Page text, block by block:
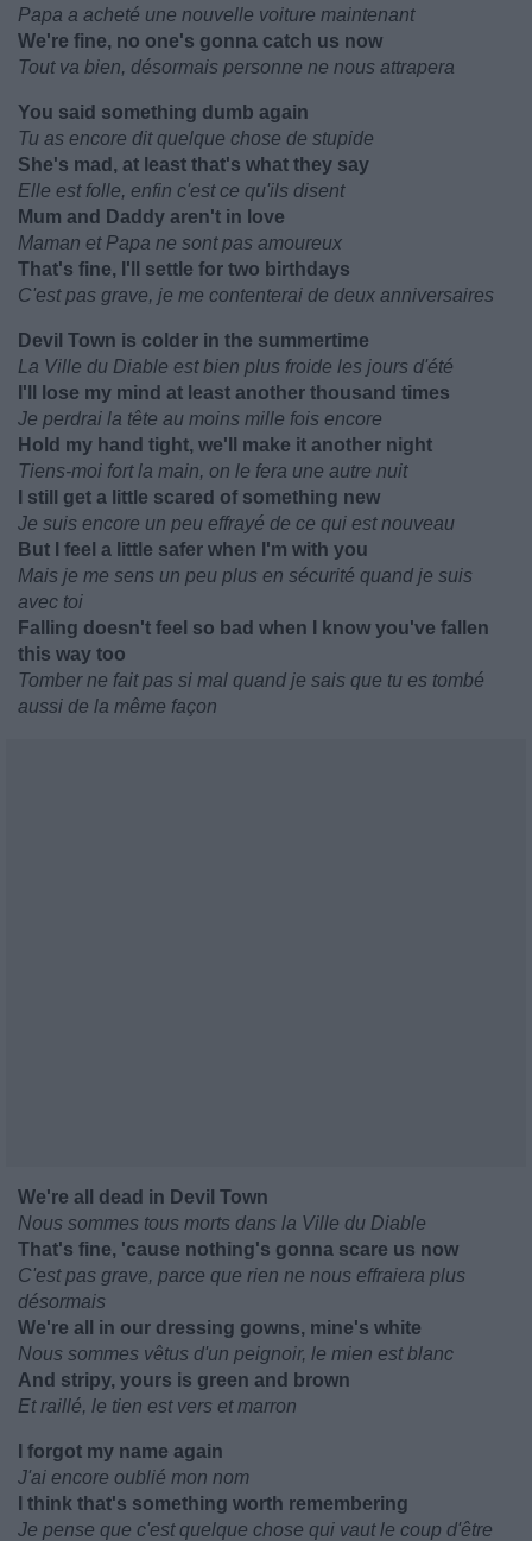
Papa a acheté une nouvelle voiture maintenant
We're fine, no one's gonna catch us now
Tout va bien, désormais personne ne nous attrapera
You said something dumb again
Tu as encore dit quelque chose de stupide
She's mad, at least that's what they say
Elle est folle, enfin c'est ce qu'ils disent
Mum and Daddy aren't in love
Maman et Papa ne sont pas amoureux
That's fine, I'll settle for two birthdays
C'est pas grave, je me contenterai de deux anniversaires
Devil Town is colder in the summertime
La Ville du Diable est bien plus froide les jours d'été
I'll lose my mind at least another thousand times
Je perdrai la tête au moins mille fois encore
Hold my hand tight, we'll make it another night
Tiens-moi fort la main, on le fera une autre nuit
I still get a little scared of something new
Je suis encore un peu effrayé de ce qui est nouveau
But I feel a little safer when I'm with you
Mais je me sens un peu plus en sécurité quand je suis
avec toi
Falling doesn't feel so bad when I know you've fallen
this way too
Tomber ne fait pas si mal quand je sais que tu es tombé
aussi de la même façon
We're all dead in Devil Town
Nous sommes tous morts dans la Ville du Diable
That's fine, 'cause nothing's gonna scare us now
C'est pas grave, parce que rien ne nous effraiera plus
désormais
We're all in our dressing gowns, mine's white
Nous sommes vêtus d'un peignoir, le mien est blanc
And stripy, yours is green and brown
Et raillé, le tien est vers et marron
I forgot my name again
J'ai encore oublié mon nom
I think that's something worth remembering
Je pense que c'est quelque chose qui vaut le coup d'être